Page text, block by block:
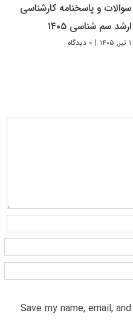
سوالات و پاسخنامه کارشناسی
ارشد سم شناسی ۱۴۰۵
۱ تیر, ۱۴۰۵ | ۰ دیدگاه
Save my name, email,